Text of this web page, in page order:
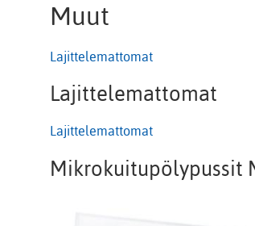
Muut
Lajittelemattomat
Lajittelemattomat
Lajittelemattomat
Mikrokuitupölypussit